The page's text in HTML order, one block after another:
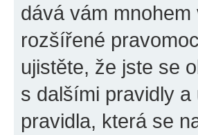
dává vám
rozšířené
ujistěte, že jste se
s dalšími pravidly
pravidla, která se